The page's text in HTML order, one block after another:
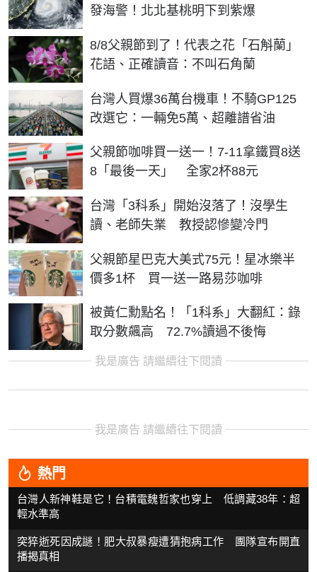
發海警！北北基桃明下到紫爆
8/8父親節到了！代表之花「石斛蘭」
花語、正確讀音：不叫石角蘭
台灣人買爆36萬台機車！不騎GP125
改選它：一輛免5萬、超離譜省油
父親節咖啡買一送一！7-11拿鐵買8送
8「最後一天」 全家2杯88元
台灣「3科系」開始沒落了！沒學生
讀、老師失業 教授認慘變冷門
父親節星巴克大美式75元！星冰樂半
價多1杯 買一送一路易莎咖啡
被黃仁勳點名！「1科系」大翻紅：錄
取分數飆高 72.7%讀過不後悔
我是廣告 請繼續往下閱讀
我是廣告 請繼續往下閱讀
熱門
台灣人新神鞋是它！台積電魏哲家也穿上 低調藏38年：超
輕水準高
突猝逝死因成謎！肥大叔暴瘦遭猜抱病工作 團隊宣布開直
播揭真相